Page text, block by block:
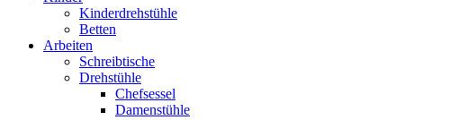
Kinderdrehstühle
Betten
Arbeiten
Schreibtische
Drehstühle
Chefsessel
Damenstühle